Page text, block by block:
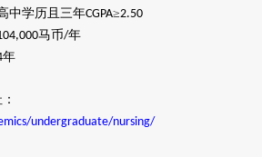
中学历且三年CGPA≥2.50
马币/年
年
undergraduate/nursing/